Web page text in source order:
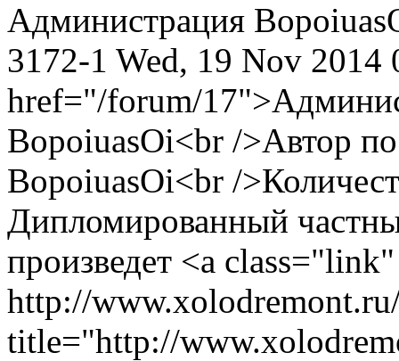
Администрация
3172-1 Wed, 19 Nov 2014
href="/forum/
BopoiuasOi<br />Автор
BopoiuasOi<br /
Дипломированный
произведет <a
http://
title="http://